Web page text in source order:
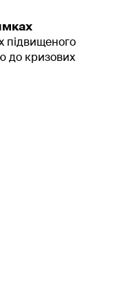
підвищеного
до кризових